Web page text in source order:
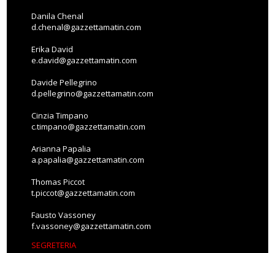
Danila Chenal
d.chenal@gazzettamatin.com
Erika David
e.david@gazzettamatin.com
Davide Pellegrino
d.pellegrino@gazzettamatin.com
Cinzia Timpano
c.timpano@gazzettamatin.com
Arianna Papalia
a.papalia@gazzettamatin.com
Thomas Piccot
t.piccot@gazzettamatin.com
Fausto Vassoney
f.vassoney@gazzettamatin.com
SEGRETERIA